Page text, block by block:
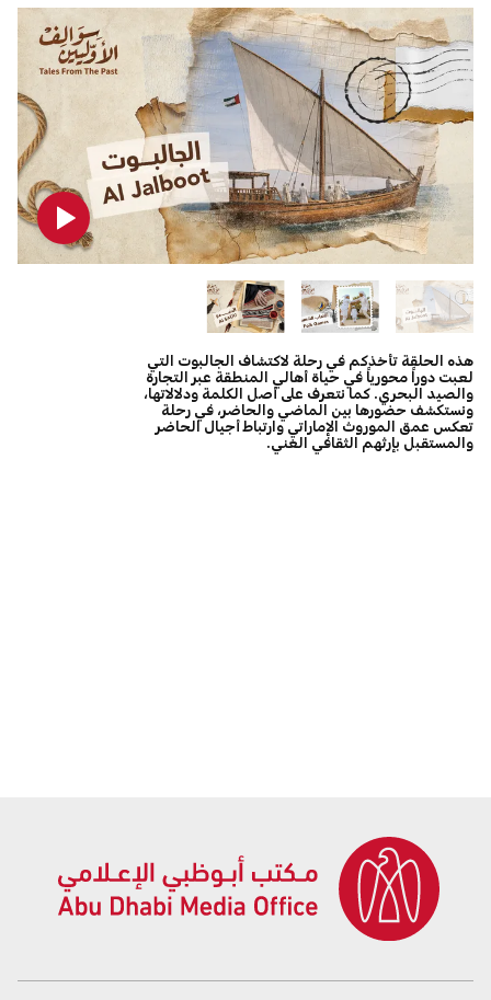
هذه الحلقة تأخذكم في رحلة لاكتشاف الجالبوت التي
لعبت دوراً محورياً في حياة أهالي المنطقة عبر التجارة
والصيد البحري. كما نتعرف على أصل الكلمة ودلالاتها،
ونستكشف حضورها بين الماضي والحاضر، في رحلة
تعكس عمق الموروث الإماراتي وارتباط أجيال الحاضر
والمستقبل بإرثهم الثقافي الغني.